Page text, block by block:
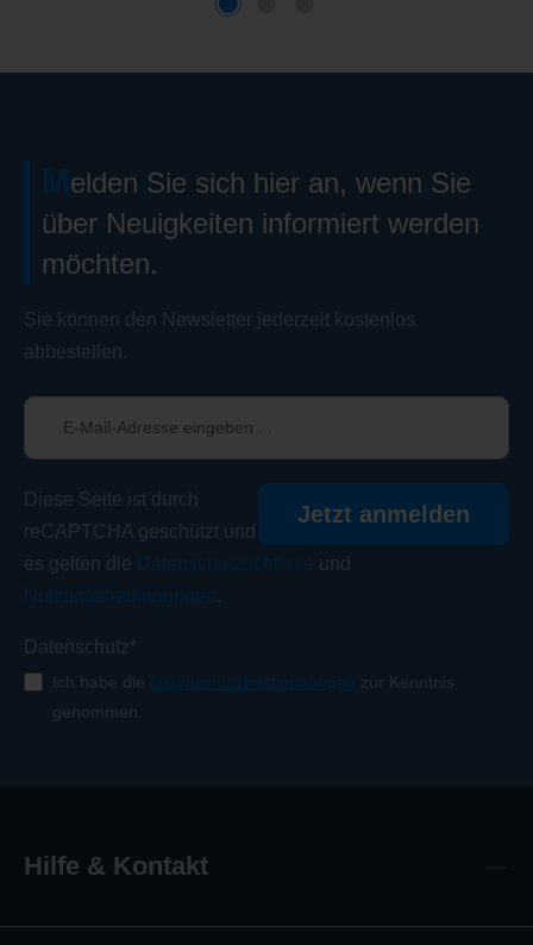
Melden Sie sich hier an, wenn Sie
über Neuigkeiten informiert werden
möchten.
Sie können den Newsletter jederzeit kostenlos
abbestellen.
Jetzt anmelden
Diese Seite ist durch
reCAPTCHA geschützt und
es gelten die Datenschutzrichtlinie und
Nutzungsbedingungen
.
Datenschutz*
Ich habe die Datenschutzbestimmungen
zur Kenntnis
genommen.
Hilfe & Kontakt